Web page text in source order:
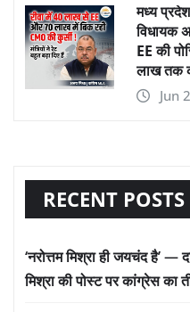
मध्य
विधायक
EE की
लाख तक
Jun
RECENT POSTS
‘नरोत्तम मिश्रा ही जयचंद है’ —
मिश्रा की पोस्ट पर कांग्रेस का